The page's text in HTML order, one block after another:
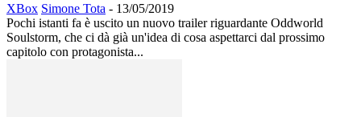
XBox Simone Tota - 13/05/2019
Pochi istanti fa è uscito un nuovo trailer riguardante Oddworld
Soulstorm, che ci dà già un'idea di cosa aspettarci dal prossimo
capitolo con protagonista...